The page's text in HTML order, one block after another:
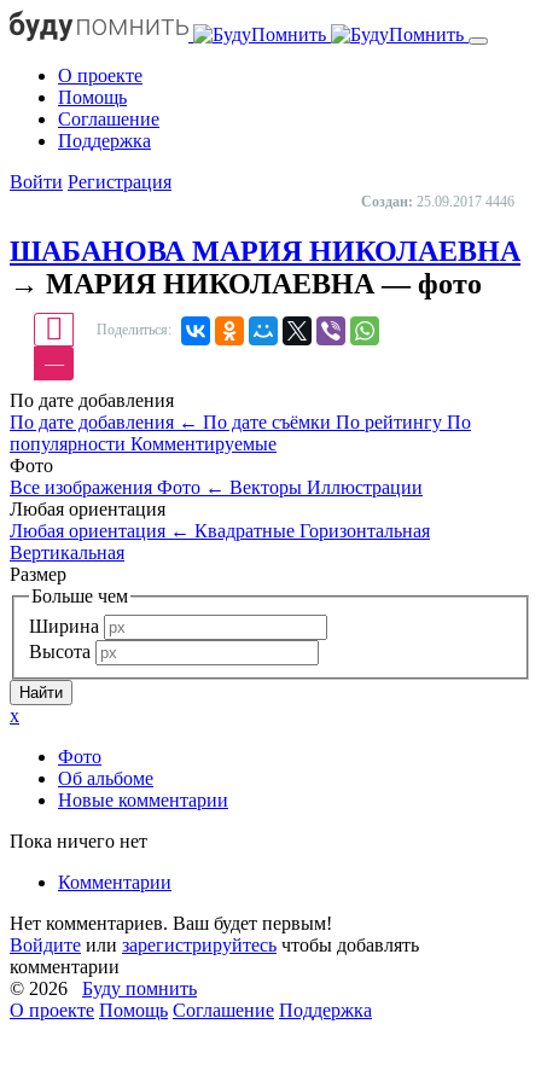
О проекте
Помощь
Cоглашение
Поддержка
Войти Регистрация
Создан: 25.09.2017 4446
ШАБАНОВА МАРИЯ НИКОЛАЕВНА
→ МАРИЯ НИКОЛАЕВНА — фото
—
Поделиться:
По дате добавления
По дате добавления ← По дате съёмки По рейтингу По
популярности Комментируемые
Фото
Все изображения Фото ← Векторы Иллюстрации
Любая ориентация
Любая ориентация ← Квадратные Горизонтальная
Вертикальная
Размер
Больше чем
Ширина
Высота
x
Фото
Об альбоме
Новые комментарии
Пока ничего нет
Комментарии
Нет комментариев. Ваш будет первым!
Войдите или зарегистрируйтесь чтобы добавлять
комментарии
© 2026 Буду помнить
О проекте Помощь Соглашение Поддержка